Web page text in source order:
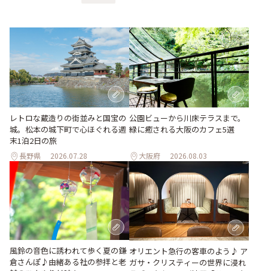
レトロな蔵造りの街並みと国宝の
城。松本の城下町で心ほぐれる週
末1泊2日の旅
長野県 2026.07.28
公園ビューから川床テラスまで。
緑に癒される大阪のカフェ5選
大阪府 2026.08.03
風鈴の音色に誘われて歩く夏の鎌
倉さんぽ♪由緒ある社の参拝と老
オリエント急行の客車のよう♪ ア
ガサ・クリスティーの世界に浸れ